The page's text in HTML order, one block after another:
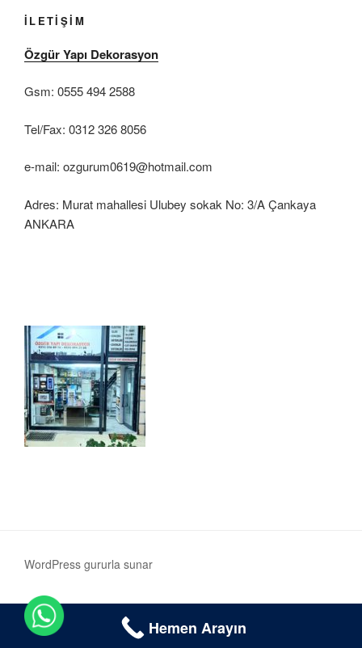
İLETIŞIM
Özgür Yapı Dekorasyon
Gsm: 0555 494 2588
Tel/Fax: 0312 326 8056
e-mail: ozgurum0619@hotmail.com
Adres: Murat mahallesi Ulubey sokak No: 3/A Çankaya
ANKARA
WordPress gururla sunar
Hemen Arayın